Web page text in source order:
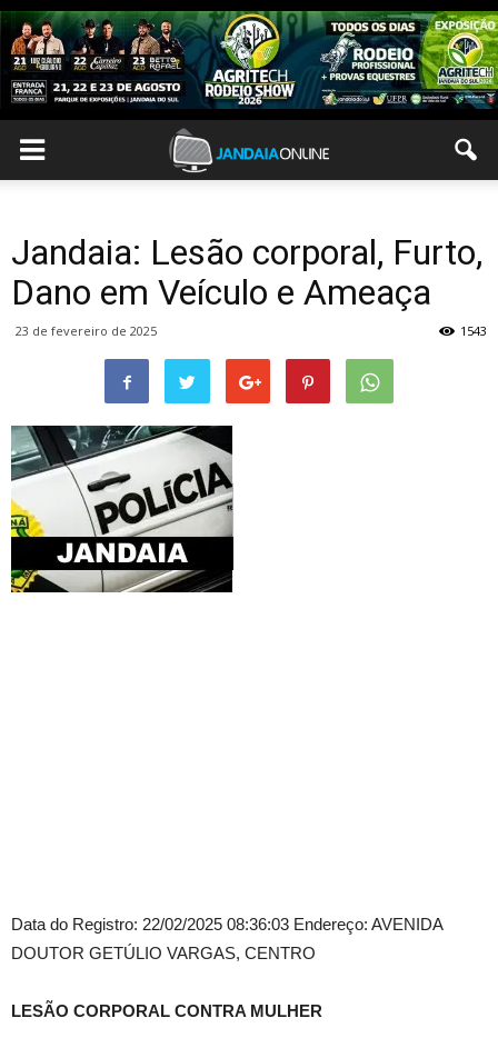
Jandaia: Lesão corporal, Furto,
Dano em Veículo e Ameaça
23 de fevereiro de 2025 1543
Data do Registro: 22/02/2025 08:36:03 Endereço: AVENIDA
DOUTOR GETÚLIO VARGAS, CENTRO
LESÃO CORPORAL CONTRA MULHER